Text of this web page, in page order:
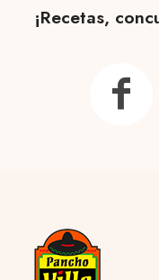
¡Recetas,